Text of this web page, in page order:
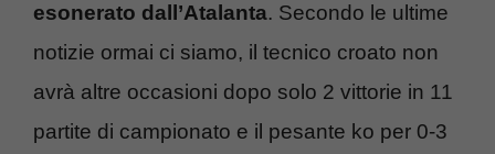
esonerato dall’Atalanta. Secondo le ultime
notizie ormai ci siamo, il tecnico croato non
avrà altre occasioni dopo solo 2 vittorie in 11
partite di campionato e il pesante ko per 0-3